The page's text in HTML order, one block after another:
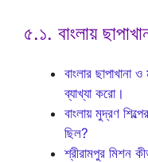
৫.১. বাংলায়
বাংলার ছাপাখানা
ব্যাখ্যা করো।
বাংলায় মুদ্রণ
ছিল?
শ্রীরামপুর মিশন